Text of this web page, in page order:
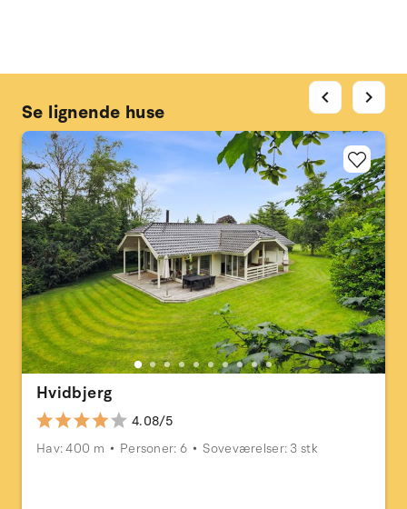
Se lignende huse
Hvidbjerg
4.08/5
Hav: 400 m
Personer: 6 Soveværelser: 3 stk
chevron_left chevron_right